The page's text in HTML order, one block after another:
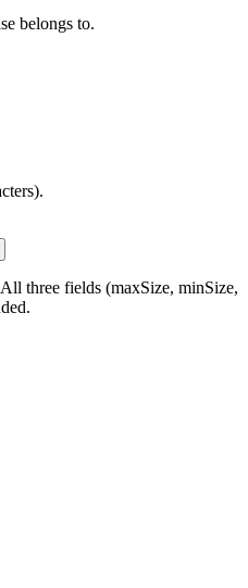
belongs to.
three fields (maxSize, minSize,